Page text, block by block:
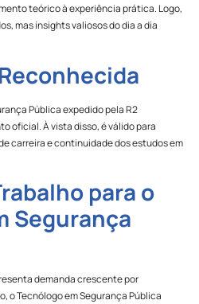
teórico à experiência prática. Logo,
mas insights valiosos do dia a dia
Pública expedido pela R2
oficial. À vista disso, é válido para
carreira e continuidade dos estudos em
para o
Segurança
demanda crescente por
o Tecnólogo em Segurança Pública